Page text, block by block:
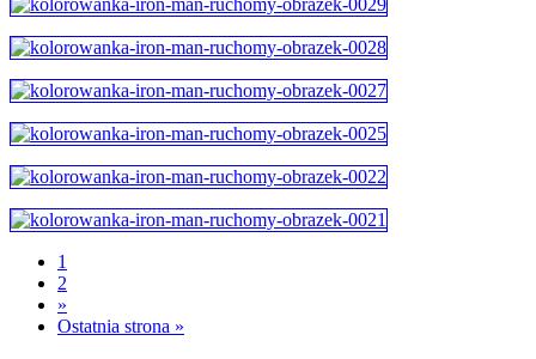
1
2
»
Ostatnia strona »